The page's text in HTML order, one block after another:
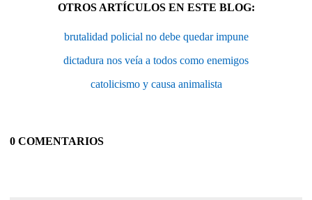
OTROS ARTÍCULOS EN ESTE BLOG:
brutalidad policial no debe quedar impune
dictadura nos veía a todos como enemigos
catolicismo y causa animalista
0 COMENTARIOS